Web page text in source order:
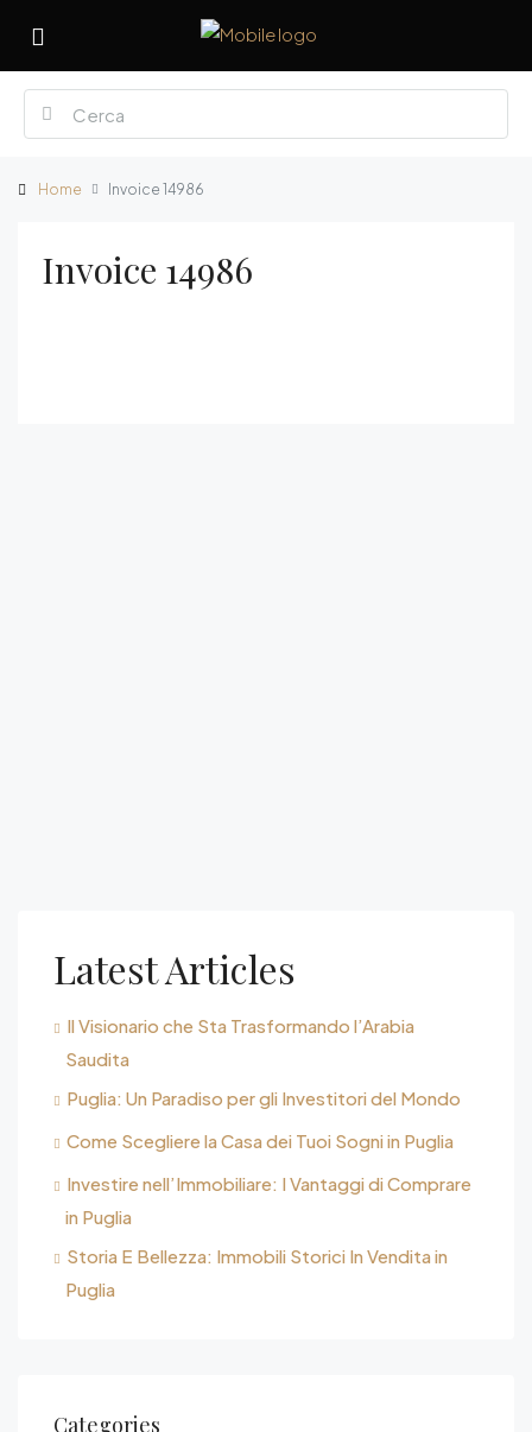
Home Invoice 14986
Invoice 14986
Latest Articles
Il Visionario che Sta Trasformando l’Arabia
Saudita
Puglia: Un Paradiso per gli Investitori del Mondo
Come Scegliere la Casa dei Tuoi Sogni in Puglia
Investire nell’Immobiliare: I Vantaggi di Comprare
in Puglia
Storia E Bellezza: Immobili Storici In Vendita in
Puglia
Categories